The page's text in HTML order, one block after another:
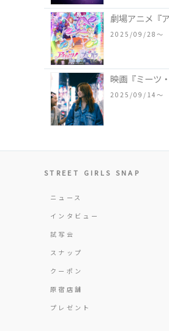
劇場アニメ『
2025/09/28〜
映画『ミーツ
2025/09/14〜
STREET GIRLS SNAP
ニュース
インタビュー
試写会
スナップ
クーポン
原宿店舗
プレゼント